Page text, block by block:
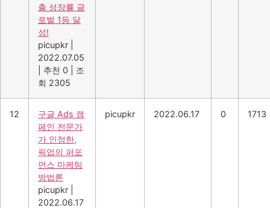
출 성장률 글
로벌 1등 달
성!
picupkr
2022.07.05
추천 0
조
회 2305
12
구글 Ads 캠
페인 전문가
가 인정한,
픽업의 퍼포
먼스 마케팅
방법론
picupkr
2022.06.17
picupkr 2022.06.17 0 1713